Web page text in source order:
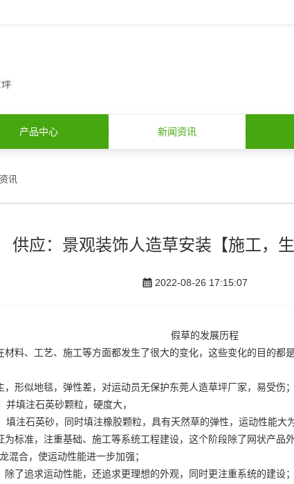
产品中心 新闻资讯
讯
供应：景观装饰人造草安装【施工，生
2022-08-26 17:15:07
假草的发展历程
材料、工艺、施工等方面都发生了很大的变化，这些变化的目的都
，形似地毯，弹性差，对运动员无保护东莞人造草坪厂家，易受伤；
并填注石英砂颗粒，硬度大，
填注石英砂，同时填注橡胶颗粒，具有天然草的弹性，运动性能大为
为标准，注重基础、施工等系统工程建设，这个阶段除了网状产品
混合，使运动性能进一步加强；
除了追求运动性能，还追求更理想的外观，同时更注重系统的建设；